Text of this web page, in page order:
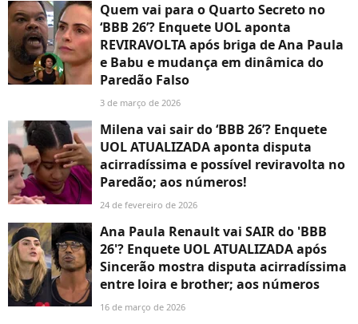
Quem vai para o Quarto Secreto no
‘BBB 26’? Enquete UOL aponta
REVIRAVOLTA após briga de Ana Paula
e Babu e mudança em dinâmica do
Paredão Falso
3 de março de 2026
Milena vai sair do ‘BBB 26’? Enquete
UOL ATUALIZADA aponta disputa
acirradíssima e possível reviravolta no
Paredão; aos números!
24 de fevereiro de 2026
Ana Paula Renault vai SAIR do 'BBB
26'? Enquete UOL ATUALIZADA após
Sincerão mostra disputa acirradíssima
entre loira e brother; aos números
16 de março de 2026